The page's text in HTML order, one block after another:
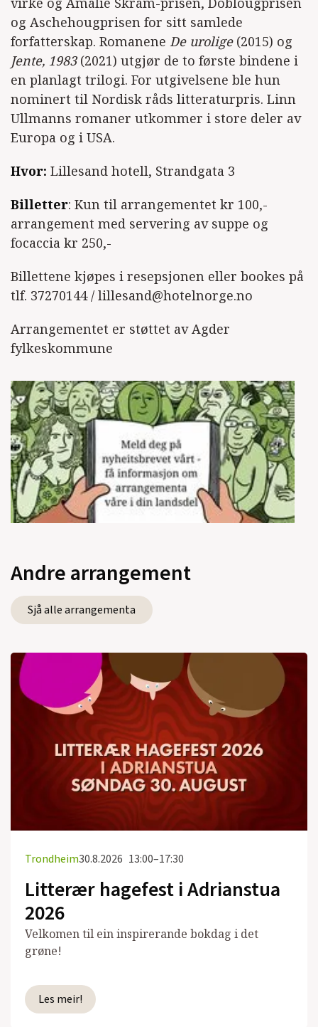
og Aschehougprisen for sitt samlede
forfatterskap. Romanene De urolige (2015) og
Jente, 1983(2021) utgjør de to første bindene i
en planlagt trilogi. For utgivelsene ble hun
nominert til Nordisk råds litteraturpris. Linn
Ullmanns romaner utkommer i store deler av
Europa og i USA.
Hvor: Lillesand hotell, Strandgata 3
Billetter: Kun til arrangementet kr 100,-
arrangement med servering av suppe og
focaccia kr 250,-
Billettene kjøpes i resepsjonen eller bookes på
tlf. 37270144 / lillesand@hotelnorge.no
Arrangementet er støttet av Agder
fylkeskommune
Andre arrangement
Sjå alle arrangementa
Trondheim30.8.2026 13:00–17:30
Litterær hagefest i Adrianstua
2026
Velkomen til ein inspirerande bokdag i det
grøne!
Les meir!